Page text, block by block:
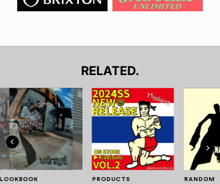
RELATED.
LOOKBOOK PRODUCTS RANDOM